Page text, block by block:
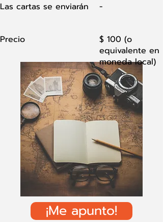
Las cartas se enviarán -
Precio
$ 100 (o
equivalente en
moneda local)
¡Me apunto!